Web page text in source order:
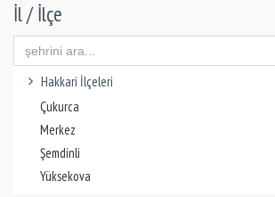
İl / İlçe
Hakkari İlçeleri
Çukurca
Merkez
Şemdinli
Yüksekova